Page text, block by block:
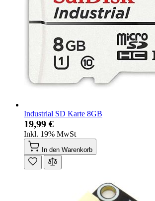
Industrial SD Karte 8GB
19,99 €
Inkl. 19% MwSt
In den Warenkorb